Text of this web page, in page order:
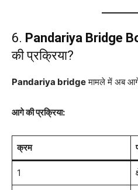
6. Pandariya Bridge
की प्रक्रिया?
Pandariya bridgeमामले में अब
आगे की प्रक्रिया:
क्रम
1